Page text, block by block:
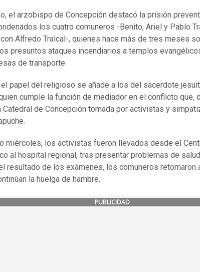
el arzobispo de Concepción destacó la prisión
los cuatro comuneros -Benito, Ariel y Pablo
Alfredo Tralcal-, quienes hace más de tres meses
presuntos ataques incendiarios a templos
de transporte.
el papel del religioso se añade a los del sacerdote
cumple la función de mediador en el conflicto que,
Catedral de Concepción tomada por activistas y
miércoles, los activistas fueron llevados desde el
al hospital regional, tras presentar problemas de
resultado de los exámenes, los comuneros retornaron
la huelga de hambre.
PUBLICIDAD